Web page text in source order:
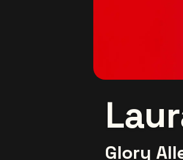
Glory